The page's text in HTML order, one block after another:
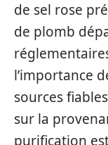
de sel rose
de plomb
l’importance
sources
sur la
purification